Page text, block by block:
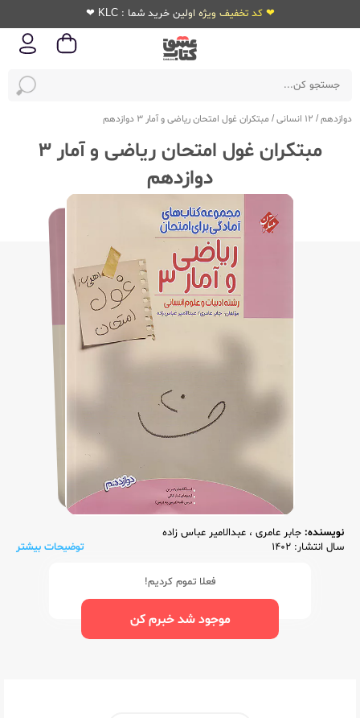
❤ کد تخفیف ویژه اولین خرید شما : KLC ❤
دوازدهم/ 12 انسانی / مبتکران غول امتحان ریاضی و آمار 3 دوازدهم
مبتکران غول امتحان ریاضی و آمار 3
دوازدهم
نویسنده: جابر عامری ، عبدالامیر عباس زاده
سال انتشار: 1402
توضیحات بیشتر
فعلا تموم کردیم!
موجود شد خبرم کن